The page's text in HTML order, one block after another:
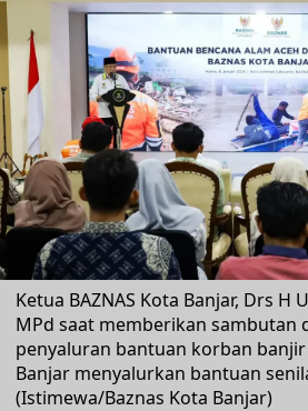
Ketua BAZNAS Kota Banjar, Drs H
MPd saat memberikan sambutan
penyaluran bantuan korban banjir
Banjar menyalurkan bantuan
(Istimewa/Baznas Kota Banjar)